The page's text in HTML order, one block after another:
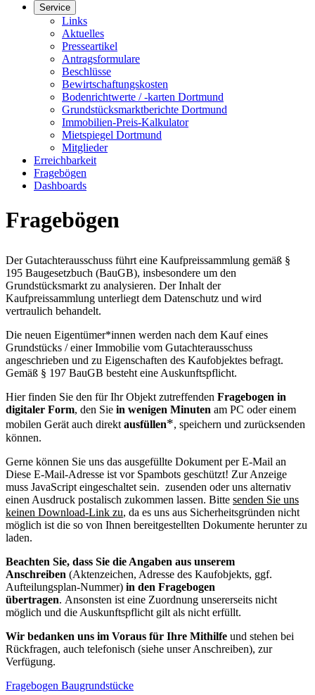
Service
Links
Aktuelles
Presseartikel
Antragsformulare
Beschlüsse
Bewirtschaftungskosten
Bodenrichtwerte / -karten Dortmund
Grundstücksmarktberichte Dortmund
Immobilien-Preis-Kalkulator
Mietspiegel Dortmund
Mitglieder
Erreichbarkeit
Fragebögen
Dashboards
Fragebögen
Der Gutachterausschuss führt eine Kaufpreissammlung gemäß §
195 Baugesetzbuch (BauGB), insbesondere um den
Grundstücksmarkt zu analysieren. Der Inhalt der
Kaufpreissammlung unterliegt dem Datenschutz und wird
vertraulich behandelt.
Die neuen Eigentümer*innen werden nach dem Kauf eines
Grundstücks / einer Immobilie vom Gutachterausschuss
angeschrieben und zu Eigenschaften des Kaufobjektes befragt.
Gemäß § 197 BauGB besteht eine Auskunftspflicht.
Hier finden Sie den für Ihr Objekt zutreffenden Fragebogen in
digitaler Form, den Sie in wenigen Minuten am PC oder einem
mobilen Gerät auch direktausfüllen*, speichern und zurücksenden
können.
Gerne können Sie uns das ausgefüllte Dokument per E-Mail an
Diese E-Mail-Adresse ist vor Spambots geschützt! Zur Anzeige
muss JavaScript eingeschaltet sein. zusenden oder uns alternativ
einen Ausdruck postalisch zukommen lassen. Bitte senden Sie uns
keinen Download-Link zu, da es uns aus Sicherheitsgründen nicht
möglich ist die so von Ihnen bereitgestellten Dokumente herunter zu
laden.
Beachten Sie, dass Sie die Angaben aus unserem
Anschreiben (Aktenzeichen, Adresse des Kaufobjekts, ggf.
Aufteilungsplan-Nummer) in den Fragebogen
übertragen. Ansonsten ist eine Zuordnung unsererseits nicht
möglich und die Auskunftspflicht gilt als nicht erfüllt.
Wir bedanken uns im Voraus für Ihre Mithilfe und stehen bei
Rückfragen, auch telefonisch (siehe unser Anschreiben), zur
Verfügung.
Fragebogen Baugrundstücke